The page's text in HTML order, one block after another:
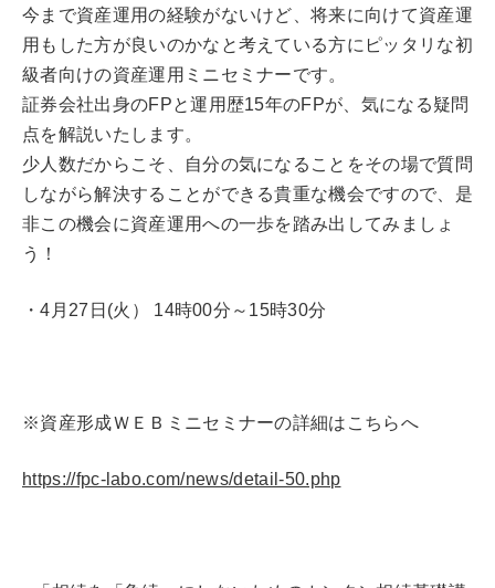
今まで資産運用の経験がないけど、将来に向けて資産運
用もした方が良いのかなと考えている方にピッタリな初
級者向けの資産運用ミニセミナーです。
証券会社出身のFPと運用歴15年のFPが、気になる疑問
点を解説いたします。
少人数だからこそ、自分の気になることをその場で質問
しながら解決することができる貴重な機会ですので、是
非この機会に資産運用への一歩を踏み出してみましょ
う！
・4月27日(火） 14時00分～15時30分
※資産形成ＷＥＢミニセミナーの詳細はこちらへ
https://fpc-labo.com/news/detail-50.php